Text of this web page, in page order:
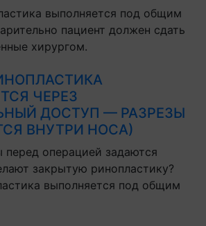
выполняется под общим
пациент должен сдать
хирургом.
ЧЕРЕЗ
ДОСТУП — РАЗРЕЗЫ
ВНУТРИ НОСА)
перед операцией задаются
закрытую ринопластику?
выполняется под общим